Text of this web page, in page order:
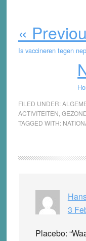
«
Is vaccineren tegen
FILED UNDER:
ACTIVITEITEN
TAGGED WITH:
Interactions
3
Placebo: